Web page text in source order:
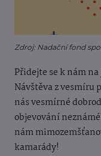
Zdroj: Nadační fond
Přidejte se k nám
Návštěva z vesmíru
nás vesmírné
objevování
nám
kamarády!